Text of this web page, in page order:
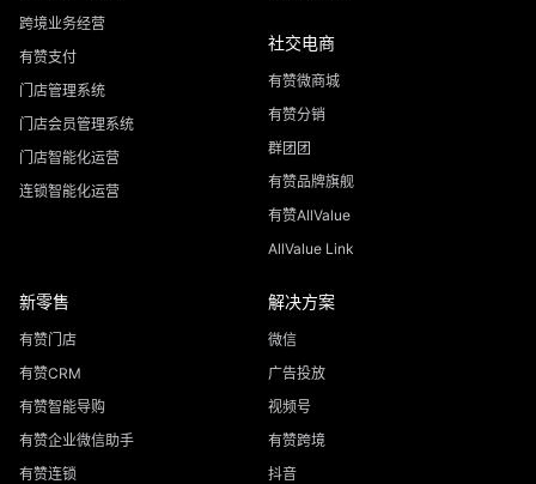
跨境业务经营
有赞支付
门店管理系统
门店会员管理系统
门店智能化运营
连锁智能化运营
社交电商
有赞微商城
有赞分销
群团团
有赞品牌旗舰
有赞AllValue
AllValue Link
新零售
有赞门店
有赞CRM
有赞智能导购
有赞企业微信助手
有赞连锁
解决方案
微信
广告投放
视频号
有赞跨境
抖音